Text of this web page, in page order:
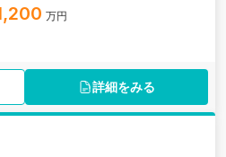
万円
詳細をみる